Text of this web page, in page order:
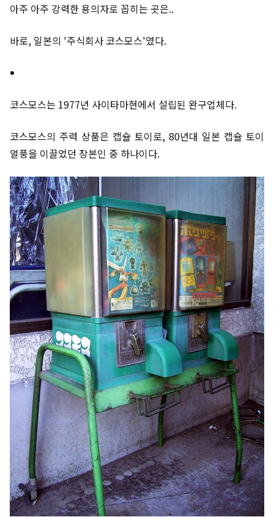
아주 아주 강력한 용의자로 꼽히는 곳은..
바로, 일본의 '주식회사 코스모스'였다.
코스모스는 1977년 사이타마현에서 설립된 완구업체다.
코스모스의 주력 상품은 캡슐 토이로, 80년대 일본 캡슐 토이
열풍을 이끌었던 장본인 중 하나이다.